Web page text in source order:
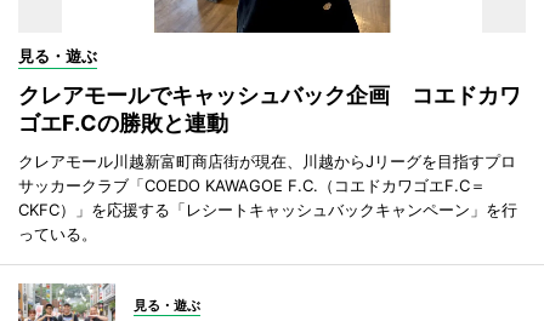
見る・遊ぶ
クレアモールでキャッシュバック企画 コエドカワ
ゴエF.Cの勝敗と連動
クレアモール川越新富町商店街が現在、川越からJリーグを目指すプロ
サッカークラブ「COEDO KAWAGOE F.C.（コエドカワゴエF.C＝
CKFC）」を応援する「レシートキャッシュバックキャンペーン」を行
っている。
見る・遊ぶ